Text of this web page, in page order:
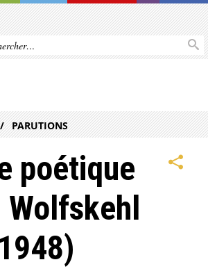
PARUTIONS
poétique
Wolfskehl